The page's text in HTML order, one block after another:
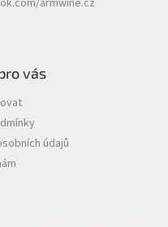
armwine.cz
vás
údajů